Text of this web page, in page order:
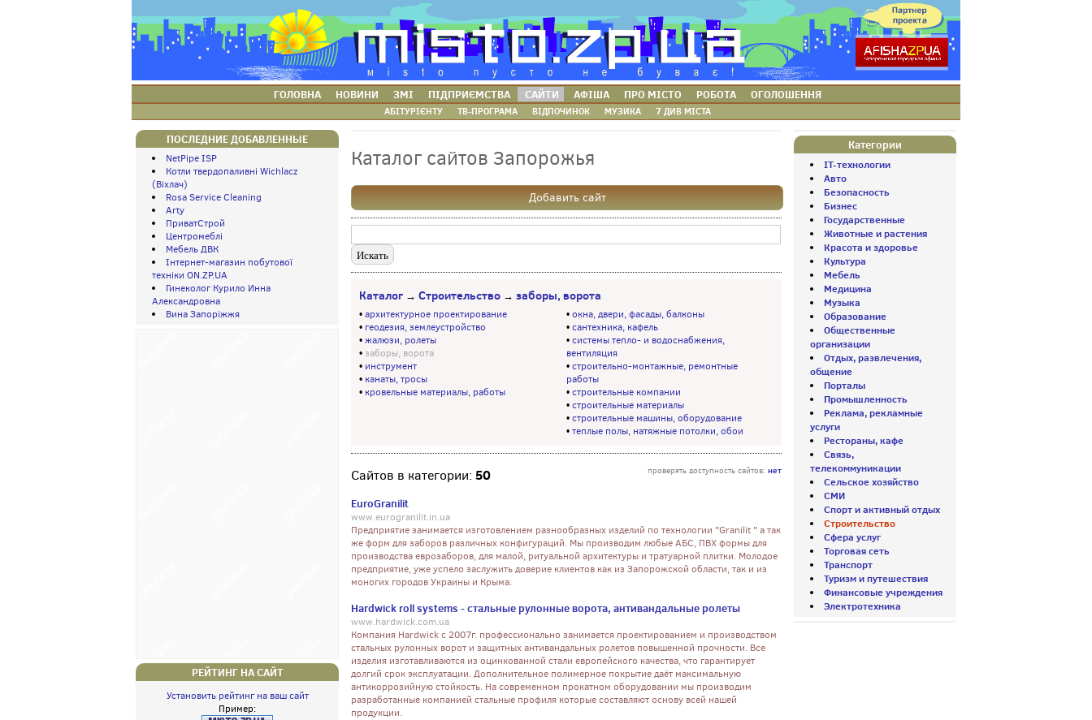
ГОЛОВНА НОВИНИ ЗМІ ПІДПРИЄМСТВА САЙТИ АФІША ПРО МІСТО РОБОТА ОГОЛОШЕННЯ
АБІТУРІЄНТУ ТВ-ПРОГРАМА ВІДПОЧИНОК МУЗИКА 7 ДИВ МІСТА
ПОСЛЕДНИЕ ДОБАВЛЕННЫЕ
NetPipe ISP
Котли твердопаливні Wichlacz
(Віхлач)
Rosa Service Cleaning
Arty
ПриватСтрой
Центромеблі
Мебель ДВК
Інтернет-магазин побутової
техніки ON.ZP.UA
Гинеколог Курило Инна
Александровна
Вина Запоріжжя
РЕЙТИНГ НА САЙТ
Установить рейтинг на ваш сайт
Пример:
Каталог сайтов Запорожья
Добавить сайт
Каталог → Строительство → заборы, ворота
•архитектурное проектирование
• геодезия, землеустройство
•жалюзи, ролеты
• заборы, ворота
• инструмент
• канаты, тросы
• кровельные материалы, работы
•окна, двери, фасады, балконы
•сантехника, кафель
•системы тепло- и водоснабжения,
вентиляция
•строительно-монтажные, ремонтные
работы
•строительные компании
•строительные материалы
•строительные машины, оборудование
•теплые полы, натяжные потолки, обои
проверять доступность сайтов: нет
Сайтов в категории: 50
EuroGranilit
www.eurogranilit.in.ua
Предприятие занимается изготовлением разнообразных изделий по технологии "Granilit " а так
же форм для заборов различных конфигураций. Мы производим любые АБС, ПВХ формы для
производства еврозаборов, для малой, ритуальной архитектуры и тратуарной плитки. Молодое
предприятие, уже успело заслужить доверие клиентов как из Запорожской области, так и из
моногих городов Украины и Крыма.
Hardwick roll systems - стальные рулонные ворота, антивандальные ролеты
www.hardwick.com.ua
Компания Hardwick с 2007г. профессионально занимается проектированием и производством
стальных рулонных ворот и защитных антивандальных ролетов повышенной прочности. Все
изделия изготавливаются из оцинкованной стали европейского качества, что гарантирует
долгий срок эксплуатации. Дополнительное полимерное покрытие даёт максимальную
антикоррозийную стойкость. На современном прокатном оборудовании мы производим
разработанные компанией стальные профиля которые составляют основу всей нашей
продукции.
Категории
IT-технологии
Авто
Безопасность
Бизнес
Государственные
Животные и растения
Красота и здоровье
Культура
Мебель
Медицина
Музыка
Образование
Общественные
организации
Отдых, развлечения,
общение
Порталы
Промышленность
Реклама, рекламные
услуги
Рестораны, кафе
Связь,
телекоммуникации
Сельское хозяйство
СМИ
Спорт и активный отдых
Строительство
Сфера услуг
Торговая сеть
Транспорт
Туризм и путешествия
Финансовые учреждения
Электротехника